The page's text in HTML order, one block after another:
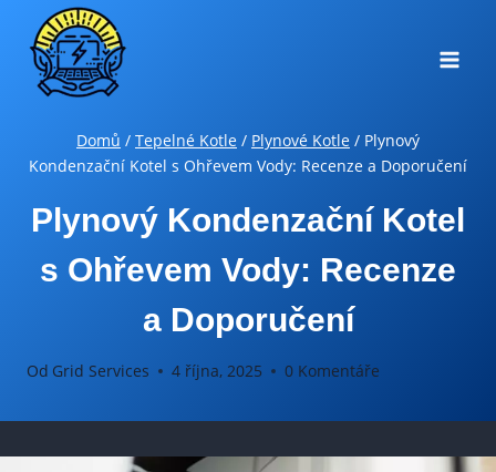
Přeskočit
obsah
Domů / Tepelné Kotle / Plynové Kotle / Plynový
Kondenzační Kotel s Ohřevem Vody: Recenze a Doporučení
Plynový Kondenzační Kotel
s Ohřevem Vody: Recenze
a Doporučení
Od Grid Services 4 října, 2025 0 Komentáře